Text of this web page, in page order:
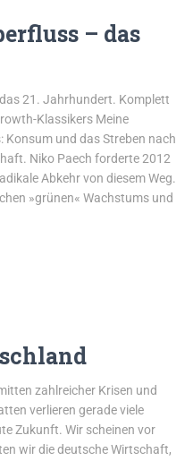
– das
21. Jahrhundert. Komplett
Klassikers Meine
und das Streben nach
Niko Paech forderte 2012
Abkehr von diesem Weg.
»grünen« Wachstums und
zahlreicher Krisen und
verlieren gerade viele
Zukunft. Wir scheinen vor
wir die deutsche Wirtschaft,